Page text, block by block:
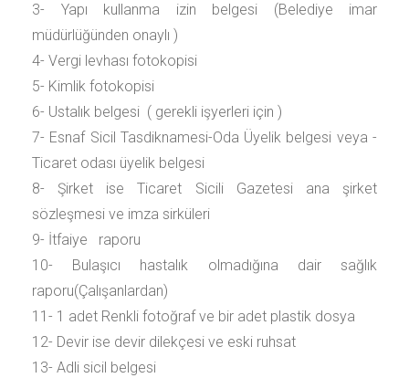
3- Yapı kullanma izin belgesi (Belediye imar
müdürlüğünden onaylı )
4- Vergi levhası fotokopisi
5- Kimlik fotokopisi
6- Ustalık belgesi ( gerekli işyerleri için )
7- Esnaf Sicil Tasdiknamesi-Oda Üyelik belgesi veya -
Ticaret odası üyelik belgesi
8- Şirket ise Ticaret Sicili Gazetesi ana şirket
sözleşmesi ve imza sirküleri
9- İtfaiye raporu
10- Bulaşıcı hastalık olmadığına dair sağlık
raporu(Çalışanlardan)
11- 1 adet Renkli fotoğraf ve bir adet plastik dosya
12- Devir ise devir dilekçesi ve eski ruhsat
13- Adli sicil belgesi